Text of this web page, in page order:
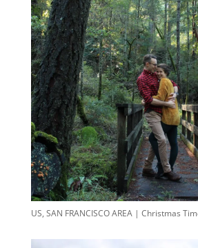
US, SAN FRANCISCO AREA | Christmas